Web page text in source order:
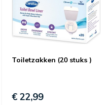
Toiletzakken (20 stuks )
€ 22,99